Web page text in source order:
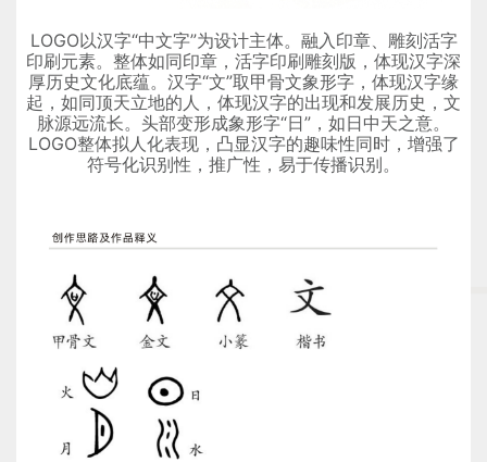
LOGO以汉字“中文字”为设计主体。融入印章、雕刻活字
印刷元素。整体如同印章，活字印刷雕刻版，体现汉字深
厚历史文化底蕴。汉字“文”取甲骨文象形字，体现汉字缘
起，如同顶天立地的人，体现汉字的出现和发展历史，文
脉源远流长。头部变形成象形字“日”，如日中天之意。
LOGO整体拟人化表现，凸显汉字的趣味性同时，增强了
符号化识别性，推广性，易于传播识别。